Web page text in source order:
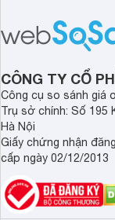
CÔNG TY CỔ
Công cụ so sánh giá
Trụ sở chính: Số 195
Hà Nội
Giấy chứng nhận
cấp ngày 02/12/2013